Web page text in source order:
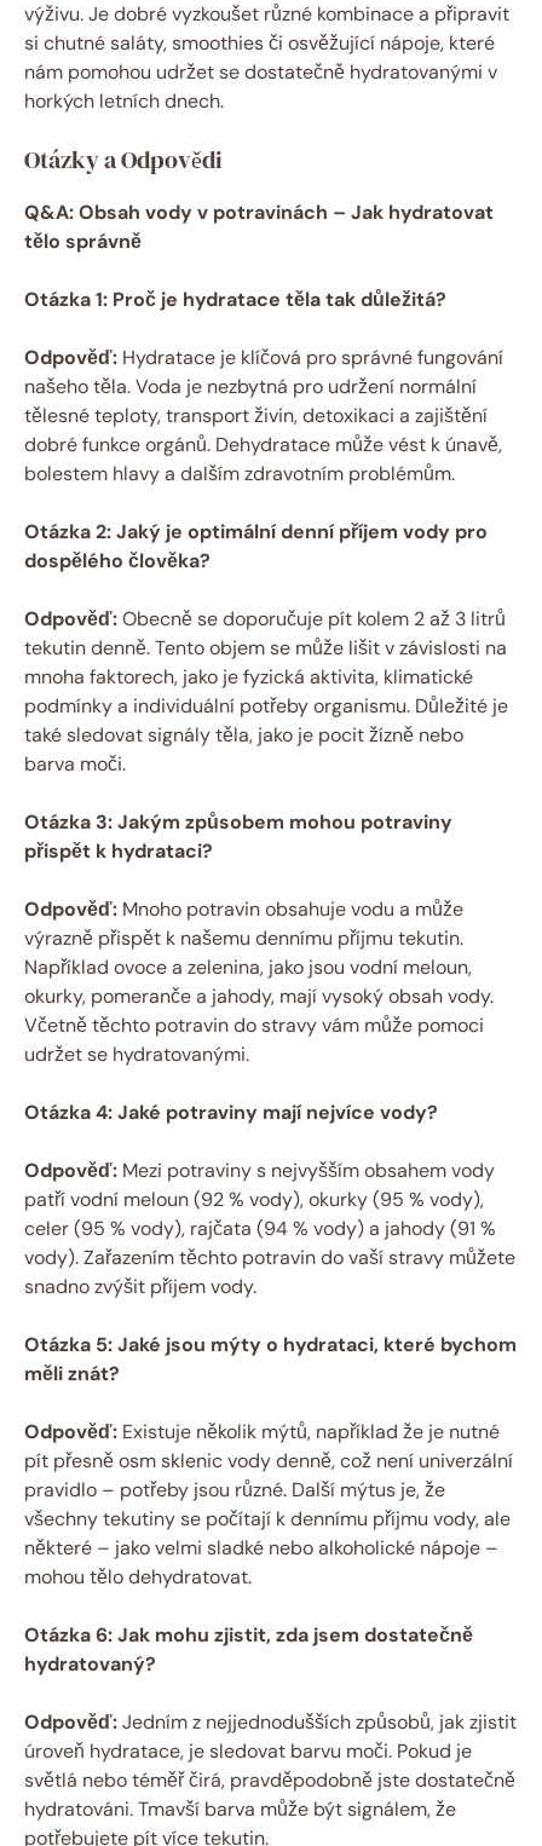
výživu. Je dobré vyzkoušet různé kombinace a připravit
si chutné saláty, smoothies či osvěžující nápoje, které
nám pomohou udržet se dostatečně hydratovanými v
horkých letních dnech.
Otázky a Odpovědi
Q&A: Obsah vody v potravinách – Jak hydratovat
tělo správně
Otázka 1: Proč je hydratace těla tak důležitá?
Odpověď: Hydratace je klíčová pro správné fungování
našeho těla. Voda je nezbytná pro udržení normální
tělesné teploty, transport živin, detoxikaci a zajištění
dobré funkce orgánů. Dehydratace může vést k únavě,
bolestem hlavy a dalším zdravotním problémům.
Otázka 2: Jaký je optimální denní příjem vody pro
dospělého člověka?
Odpověď:Obecně se doporučuje pít kolem 2 až 3 litrů
tekutin denně. Tento objem se může lišit v závislosti na
mnoha faktorech, jako je fyzická aktivita, klimatické
podmínky a individuální potřeby organismu. Důležité je
také sledovat signály těla, jako je pocit žízně nebo
barva moči.
Otázka 3: Jakým způsobem mohou potraviny
přispět k hydrataci?
Odpověď: Mnoho potravin obsahuje vodu a může
výrazně přispět k našemu dennímu příjmu tekutin.
Například ovoce a zelenina, jako jsou vodní meloun,
okurky, pomeranče a jahody, mají vysoký obsah vody.
Včetně těchto potravin do stravy vám může pomoci
udržet se hydratovanými.
Otázka 4: Jaké potraviny mají nejvíce vody?
Odpověď: Mezi potraviny s nejvyšším obsahem vody
patří vodní meloun (92 % vody), okurky (95 % vody),
celer (95 % vody), rajčata (94 % vody) a jahody (91 %
vody). Zařazením těchto potravin do vaší stravy můžete
snadno zvýšit příjem vody.
Otázka 5: Jaké jsou mýty o hydrataci, které bychom
měli znát?
Odpověď: Existuje několik mýtů, například že je nutné
pít přesně osm sklenic vody denně, což není univerzální
pravidlo – potřeby jsou různé. Další mýtus je, že
všechny tekutiny se počítají k dennímu příjmu vody, ale
některé – jako velmi sladké nebo alkoholické nápoje –
mohou tělo dehydratovat.
Otázka 6: Jak mohu zjistit, zda jsem dostatečně
hydratovaný?
Odpověď:Jedním z nejjednodušších způsobů, jak zjistit
úroveň hydratace, je sledovat barvu moči. Pokud je
světlá nebo téměř čirá, pravděpodobně jste dostatečně
hydratováni. Tmavší barva může být signálem, že
potřebujete pít více tekutin.